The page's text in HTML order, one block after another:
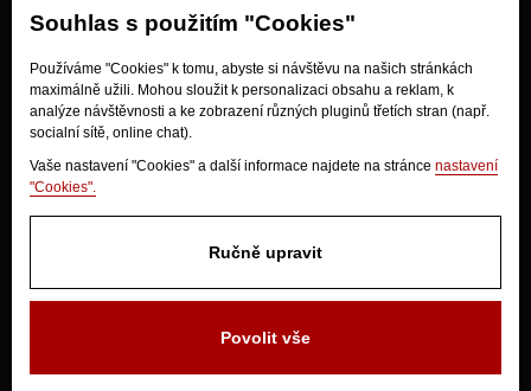
Souhlas s použitím "Cookies"
Používáme "Cookies" k tomu, abyste si návštěvu na našich stránkách
maximálně užili. Mohou sloužit k personalizaci obsahu a reklam, k
analýze návštěvnosti a ke zobrazení různých pluginů třetích stran (např.
socialní sítě, online chat).
Vaše nastavení "Cookies" a další informace najdete na stránce nastavení
"Cookies".
Ručně upravit
Povolit vše
Jak nakupovat?
Obchodní podmínky
Doprava
Odstoupení od kupní smlouvy
280 02 Kolín